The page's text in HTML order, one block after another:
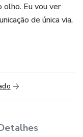
Eu vou ver
de única via,